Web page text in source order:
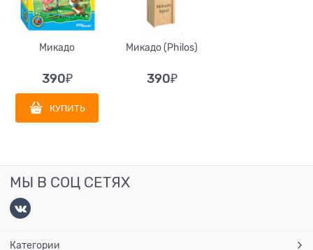
Микадо
390₽
КУПИТЬ
Микадо (Philos)
390₽
МЫ В СОЦ СЕТЯХ
Категории